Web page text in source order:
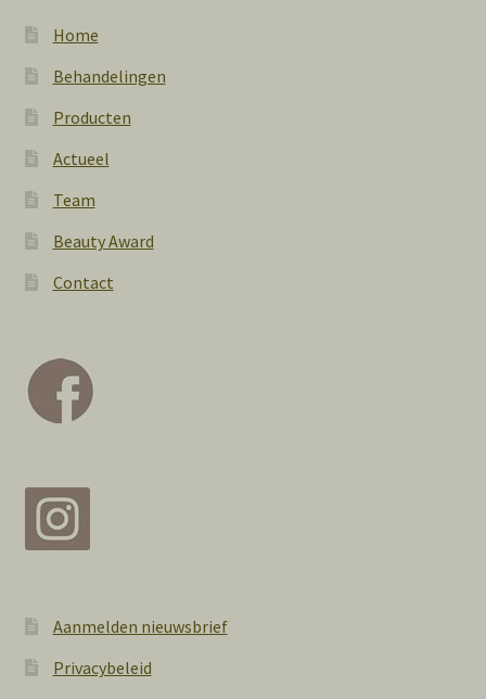
Home
Behandelingen
Producten
Actueel
Team
Beauty Award
Contact
Aanmelden nieuwsbrief
Privacybeleid